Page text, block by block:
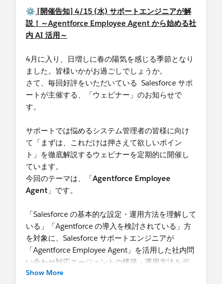
Q. SOAP API 自体が今後利用できなくなるという
ことですか？
コールのみです。SOAP API 自体は引き続きご利用
いただけます。
Q. 具体的にどのような影響がありますか？
Summer '27（2027 年 6 月頃） リリース以降、
SOAP API バージョン 31.0 〜 64.0 を指定して
login() で認証を行っている外部アプリケーション
やツール（データローダ、サードパーティ製の連
携製品、お客様独自開発のカスタム連携プログラ
ムなど）は認証エラーとなり、Salesforce に接続で
きなくなります。
Q. 廃止対象かどうかを確認するにはどうすればよ
いですか？
組織のシステム管理者様宛に、Salesforce からの通
知メール（件名：「ACTION REQUIRED: Update
Unsupported Platform SOAP API login()」）が届
いている場合、対象組織において該当 API の使用
が検出されています。 また、設定の「ログイン履
⚙️ [開催告知] 4/15 (水) サポートエンジニアが解
説！～Agentforce Employee Agent から始める社
内 AI 活用～
4月に入り、日増しに春の陽気を感じる季節となり
ました。皆様いかがお過ごしでしょうか。
さて、毎回好評をいただいている Salesforce サポ
ートが主催する、「ウェビナー」のお知らせで
す。
サポートでは悩めるシステム管理者の皆様に向け
て「まずは、これだけは押さえて欲しいポイン
ト」を徹底解説するウェビナーを定期的に開催し
ています。
今回のテーマは、「Agentforce Employee
Agent 」です。
「Salesforce の基本的な設定・運用方法を理解して
いる」「Agentforce の導入を検討されている」方
を対象に、Salesforce サポートエンジニアが
「Agentforce Employee Agent」を活用した社内問
い合わせ対応エージェントの構築・運用方法をデ
モを通してご紹介いたします。
Show More